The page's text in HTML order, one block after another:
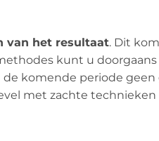
van het resultaat. Dit
kunt u
komende periode
met zachte